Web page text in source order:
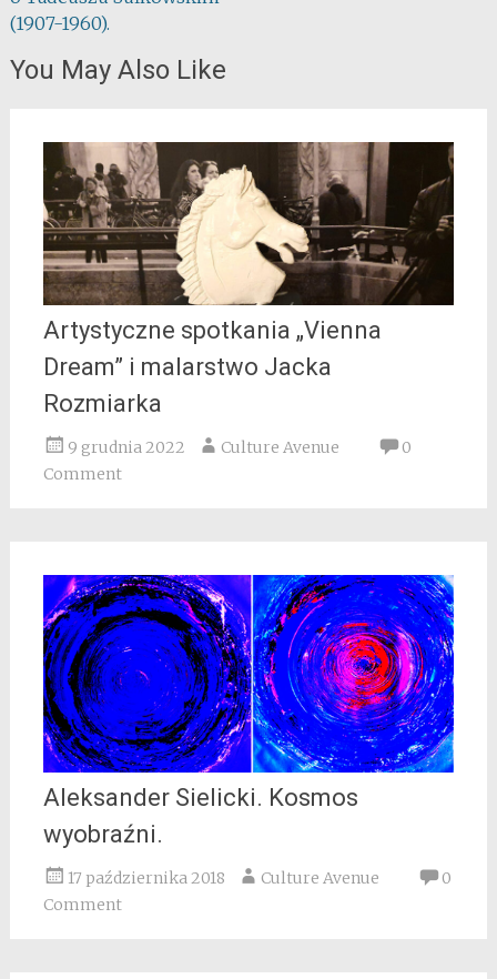
(1907-1960).
You May Also Like
Artystyczne spotkania „Vienna
Dream” i malarstwo Jacka
Rozmiarka
9 grudnia 2022 Culture Avenue
0
Comment
Aleksander Sielicki. Kosmos
wyobraźni.
17 października 2018 Culture Avenue
0
Comment